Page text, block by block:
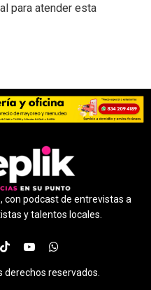
para atender esta
con podcast de entrevistas a
y talentos locales.
derechos reservados.